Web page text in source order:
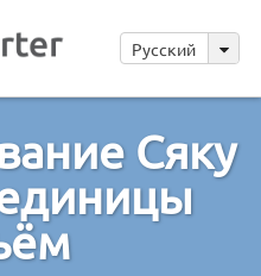
Русский
Сяку